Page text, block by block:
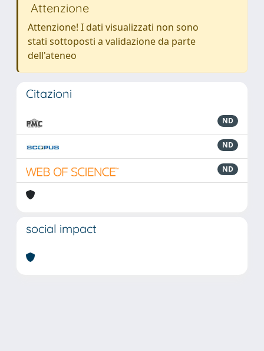
Attenzione
Attenzione! I dati visualizzati non sono
stati sottoposti a validazione da parte
dell'ateneo
Citazioni
ND
ND
ND
social impact